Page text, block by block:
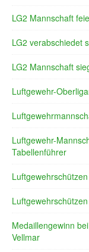
LG2 Mannschaft
LG2 verabschiedet
LG2 Mannschaft
Luftgewehr-
Luftgewehr-
Tabellenführer
Medaillengewinn
Vellmar